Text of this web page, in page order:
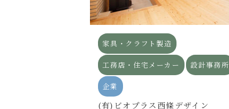
家具・クラフト製造
工務店・住宅メーカー 設計事務所
企業
(有)ビオプラス西條デザイン